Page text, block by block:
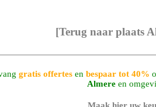
[Terug naar plaats
gratis offertes enbespaar tot 40%
Almereen